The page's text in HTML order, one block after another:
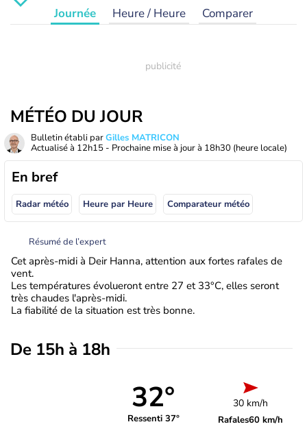
Journée Heure / Heure Comparer
MÉTÉO DU JOUR
Bulletin établi parGilles MATRICON
Actualisé à 12h15 - Prochaine mise à jour à 18h30 (heure locale)
En bref
Radar météo Heure par Heure Comparateur météo
Résumé de l’expert
Cet après-midi à Deir Hanna, attention aux fortes rafales de
vent.
Les températures évolueront entre 27 et 33°C, elles seront
très chaudes l'après-midi.
La fiabilité de la situation est très bonne.
De 15h à 18h
32°
Ressenti 37°
30 km/h
Rafales60 km/h